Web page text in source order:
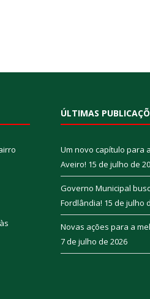
ÚLTIMAS
Um novo capítulo para
Aveiro! 15 de julho de
Governo Municipal
Fordlândia! 15 de julho
Novas ações para a
7 de julho de 2026